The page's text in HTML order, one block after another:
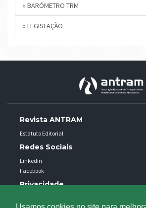
» BARÓMETRO TRM
» LEGISLAÇÃO
Revista ANTRAM
Estatuto Editorial
Redes Sociais
Linkedin
Facebook
Privacidade